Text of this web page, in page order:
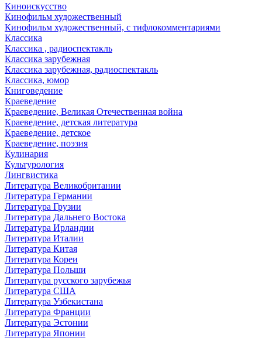
Киноискусство
Кинофильм художественный
Кинофильм художественный, с тифлокомментариями
Классика
Классика , радиоспектакль
Классика зарубежная
Классика зарубежная, радиоспектакль
Классика, юмор
Книговедение
Краеведение
Краеведение, Великая Отечественная война
Краеведение, детская литература
Краеведение, детское
Краеведение, поэзия
Кулинария
Культурология
Лингвистика
Литература Великобритании
Литература Германии
Литература Грузии
Литература Дальнего Востока
Литература Ирландии
Литература Италии
Литература Китая
Литература Кореи
Литература Польши
Литература русского зарубежья
Литература США
Литература Узбекистана
Литература Франции
Литература Эстонии
Литература Японии